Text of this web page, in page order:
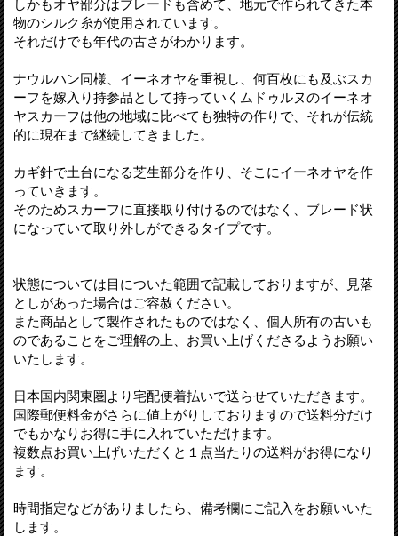
しかもオヤ部分はブレードも含めて、地元で作られてきた本
物のシルク糸が使用されています。
それだけでも年代の古さがわかります。
ナウルハン同様、イーネオヤを重視し、何百枚にも及ぶスカ
ーフを嫁入り持参品として持っていくムドゥルヌのイーネオ
ヤスカーフは他の地域に比べても独特の作りで、それが伝統
的に現在まで継続してきました。
カギ針で土台になる芝生部分を作り、そこにイーネオヤを作
っていきます。
そのためスカーフに直接取り付けるのではなく、ブレード状
になっていて取り外しができるタイプです。
状態については目についた範囲で記載しておりますが、見落
としがあった場合はご容赦ください。
また商品として製作されたものではなく、個人所有の古いも
のであることをご理解の上、お買い上げくださるようお願い
いたします。
日本国内関東圏より宅配便着払いで送らせていただきます。
国際郵便料金がさらに値上がりしておりますので送料分だけ
でもかなりお得に手に入れていただけます。
複数点お買い上げいただくと１点当たりの送料がお得になり
ます。
時間指定などがありましたら、備考欄にご記入をお願いいた
します。